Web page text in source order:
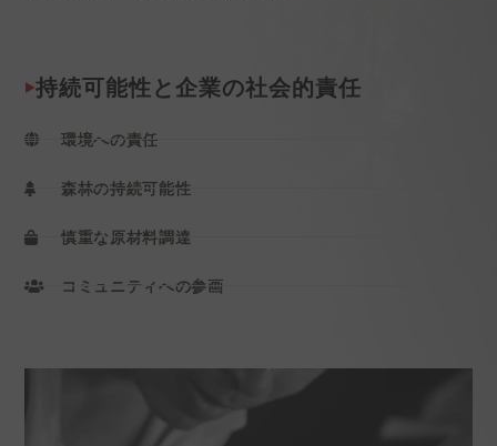
持続可能性と企業の社会的責任
環境への責任
森林の持続可能性
慎重な原材料調達
コミュニティへの参画